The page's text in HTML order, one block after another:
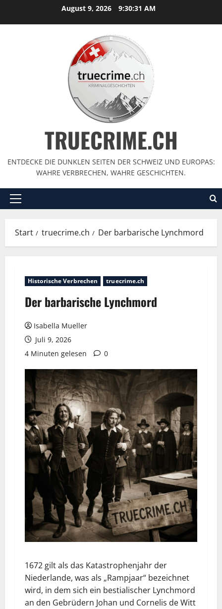
August 9, 2026 9:30:32 AM
TRUECRIME.CH
ENTDECKE DIE DUNKLEN SEITEN DER SCHWEIZ UND EUROPAS:
WAHRE VERBRECHEN, WAHRE GESCHICHTEN.
Start truecrime.ch Der barbarische Lynchmord
Historische Verbrechen truecrime.ch
Der barbarische Lynchmord
Isabella Mueller
Juli 9, 2026
4 Minuten gelesen
0
1672 gilt als das Katastrophenjahr der
Niederlande, was als „Rampjaar“ bezeichnet
wird, in dem sich ein bestialischer Lynchmord
an den Gebrüdern Johan und Cornelis de Witt